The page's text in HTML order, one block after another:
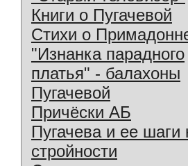
Книги о Пугачевой
Стихи о
"Изнанка парадного
платья" - балахоны
Пугачевой
Причёски АБ
Пугачева и ее шаги
стройности